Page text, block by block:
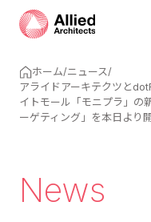
ホーム/ニュース/
アライドアーキテクツと
イトモール「モニプラ」の
ーゲティング」を本日より
News